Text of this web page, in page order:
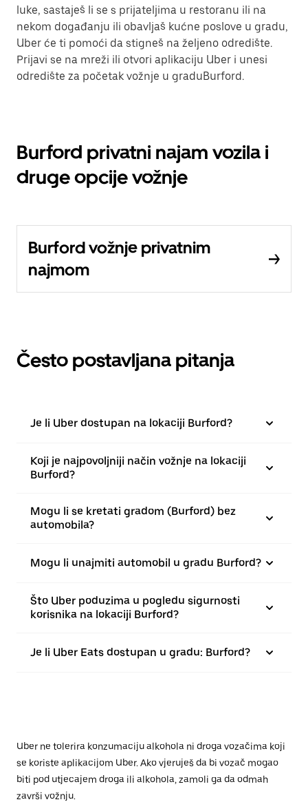
luke, sastaješ li se s prijateljima u restoranu ili na
nekom događanju ili obavljaš kućne poslove u gradu,
Uber će ti pomoći da stigneš na željeno odredište.
Prijavi se na mreži ili otvori aplikaciju Uber i unesi
odredište za početak vožnje u graduBurford.
Burford privatni najam vozila i
druge opcije vožnje
Burford vožnje privatnim
najmom
Često postavljana pitanja
Je li Uber dostupan na lokaciji Burford?
Koji je najpovoljniji način vožnje na lokaciji
Burford?
Mogu li se kretati gradom (Burford) bez
automobila?
Mogu li unajmiti automobil u gradu Burford?
Što Uber poduzima u pogledu sigurnosti
korisnika na lokaciji Burford?
Je li Uber Eats dostupan u gradu: Burford?
Uber ne tolerira konzumaciju alkohola ni droga vozačima koji
se koriste aplikacijom Uber. Ako vjeruješ da bi vozač mogao
biti pod utjecajem droga ili alkohola, zamoli ga da odmah
završi vožnju.